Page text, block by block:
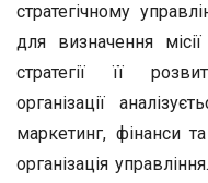
стратегічному
для визначення
стратегії її
організації
маркетинг, фінанси
організація